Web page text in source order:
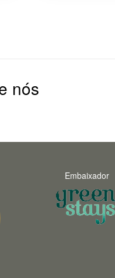
nós
Embaixador